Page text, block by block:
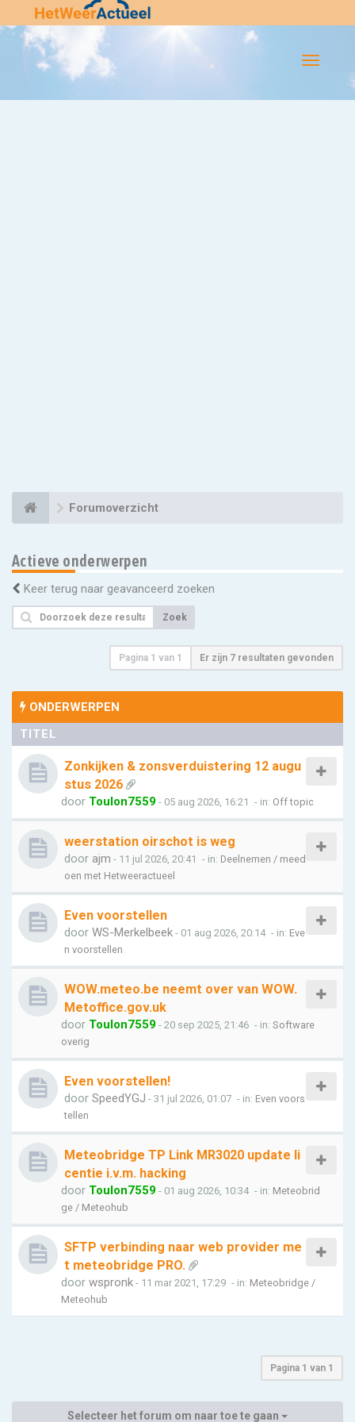
Flip-
Forumoverzicht
Actieve onderwerpen
Keer terug naar geavanceerd zoeken
Zoek
Pagina 1 van 1 Er zijn 7 resultaten gevonden
ONDERWERPEN
TITEL
Zonkijken & zonsverduistering 12 augu
stus 2026
door Toulon7559 - 05 aug 2026, 16:21 - in: Off topic
weerstation oirschot is weg
door ajm - 11 jul 2026, 20:41 - in: Deelnemen / meed
oen met Hetweeractueel
Even voorstellen
door WS-Merkelbeek - 01 aug 2026, 20:14 - in: Eve
n voorstellen
WOW.meteo.be neemt over van WOW.
Metoffice.gov.uk
door Toulon7559 - 20 sep 2025, 21:46 - in: Software
overig
Even voorstellen!
door SpeedYGJ - 31 jul 2026, 01:07 - in: Even voors
tellen
Meteobridge TP Link MR3020 update li
centie i.v.m. hacking
door Toulon7559 - 01 aug 2026, 10:34 - in: Meteobrid
ge / Meteohub
SFTP verbinding naar web provider me
t meteobridge PRO.
door wspronk - 11 mar 2021, 17:29 - in: Meteobridge /
Meteohub
Pagina 1 van 1
Selecteer het forum om naar toe te gaan